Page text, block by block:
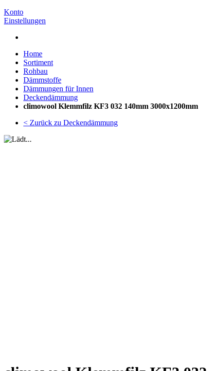
Konto
Einstellungen
Home
Sortiment
Rohbau
Dämmstoffe
Dämmungen für Innen
Deckendämmung
climowool Klemmfilz KF3 032 140mm 3000x1200mm
< Zurück zu Deckendämmung